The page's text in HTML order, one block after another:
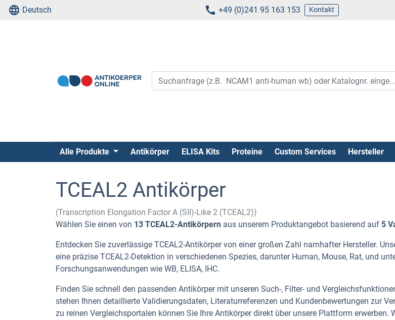
Deutsch +49 (0)241 95 163 153 Kontakt
Alle Produkte Antikörper ELISA Kits Proteine Custom Services Hersteller
TCEAL2 Antikörper
(Transcription Elongation Factor A (SII)-Like 2 (TCEAL2))
Wählen Sie einen von 13 TCEAL2-Antikörpern aus unserem Produktangebot basierend auf 5
Entdecken Sie zuverlässige TCEAL2-Antikörper von einer großen Zahl namhafter Hersteller.
eine präzise TCEAL2-Detektion in verschiedenen Spezies, darunter Human, Mouse, Rat, und
Forschungsanwendungen wie WB, ELISA, IHC.
Finden Sie schnell den passenden Antikörper mit unseren Such-, Filter- und
stehen Ihnen detaillierte Validierungsdaten, Literaturreferenzen und Kundenbewertungen zur
zu reinen Vergleichsportalen können Sie Ihre Antikörper direkt über unsere Plattform erwerben.